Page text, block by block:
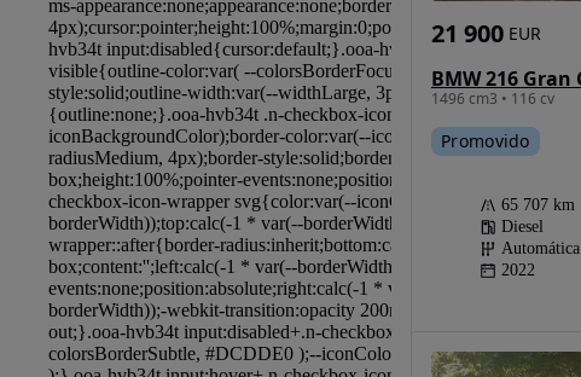
1496 cm3 • 116 cv
21 900 EUR
Promovido
65 707 km
Diesel
Automática
2022